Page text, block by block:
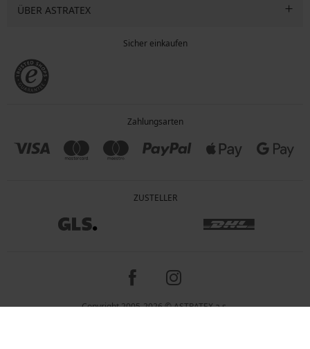
ÜBER ASTRATEX
Sicher einkaufen
Zahlungsarten
ZUSTELLER
Copyright 2005-2026 © ASTRATEX a.s.